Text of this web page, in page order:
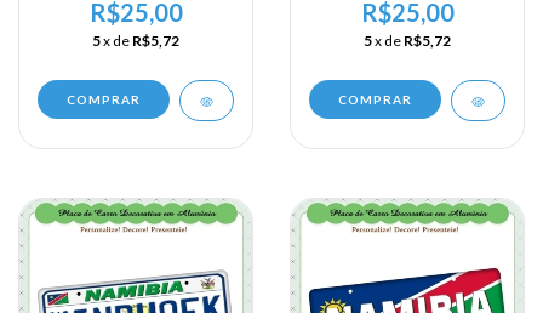
Viagem a Africa
Meridional - Botsuana
R$25,00
5x de R$5,72
COMPRAR
Viagem a Africa
Meridional - Botsuana -
Gaborone
R$25,00
5x de R$5,72
COMPRAR